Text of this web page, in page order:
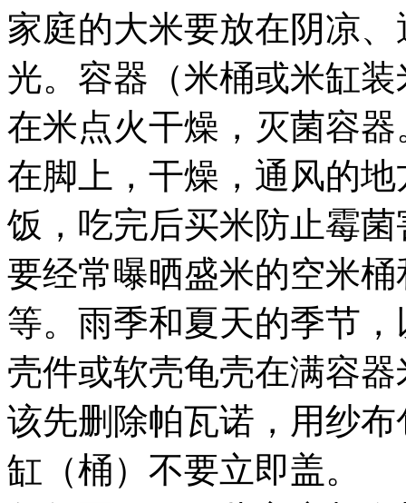
家庭的大米要放在阴凉
光。容器（米桶或米缸
在米点火干燥，灭菌容
在脚上，干燥，通风的
饭，吃完后买米防止霉
要经常曝晒盛米的空米
等。雨季和夏天的季节
壳件或软壳龟壳在满容
该先删除帕瓦诺，用纱
缸（桶）不要立即盖。